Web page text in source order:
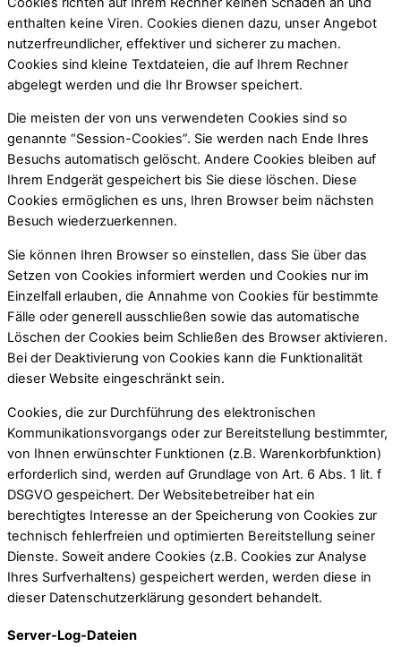
enthalten keine Viren. Cookies dienen dazu, unser Angebot
nutzerfreundlicher, effektiver und sicherer zu machen.
Cookies sind kleine Textdateien, die auf Ihrem Rechner
abgelegt werden und die Ihr Browser speichert.
Die meisten der von uns verwendeten Cookies sind so
genannte “Session-Cookies”. Sie werden nach Ende Ihres
Besuchs automatisch gelöscht. Andere Cookies bleiben auf
Ihrem Endgerät gespeichert bis Sie diese löschen. Diese
Cookies ermöglichen es uns, Ihren Browser beim nächsten
Besuch wiederzuerkennen.
Sie können Ihren Browser so einstellen, dass Sie über das
Setzen von Cookies informiert werden und Cookies nur im
Einzelfall erlauben, die Annahme von Cookies für bestimmte
Fälle oder generell ausschließen sowie das automatische
Löschen der Cookies beim Schließen des Browser aktivieren.
Bei der Deaktivierung von Cookies kann die Funktionalität
dieser Website eingeschränkt sein.
Cookies, die zur Durchführung des elektronischen
Kommunikationsvorgangs oder zur Bereitstellung bestimmter,
von Ihnen erwünschter Funktionen (z.B. Warenkorbfunktion)
erforderlich sind, werden auf Grundlage von Art. 6 Abs. 1 lit. f
DSGVO gespeichert. Der Websitebetreiber hat ein
berechtigtes Interesse an der Speicherung von Cookies zur
technisch fehlerfreien und optimierten Bereitstellung seiner
Dienste. Soweit andere Cookies (z.B. Cookies zur Analyse
Ihres Surfverhaltens) gespeichert werden, werden diese in
dieser Datenschutzerklärung gesondert behandelt.
Server-Log-Dateien